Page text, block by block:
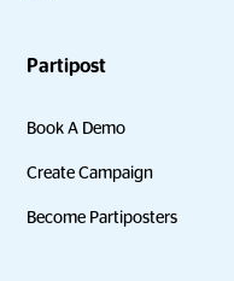
Partipost
Book A Demo
Create Campaign
Become Partiposters